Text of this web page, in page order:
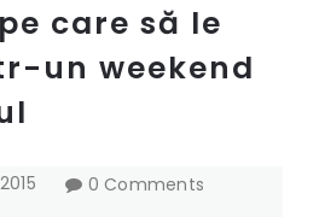
care să le
un weekend
2015 0 Comments